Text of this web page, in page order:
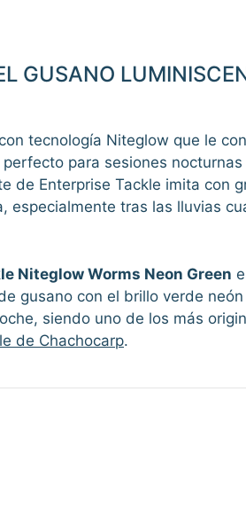
GUSANO
tecnología Niteglow que le
para sesiones
de Enterprise Tackle imita con
tras las lluvias
Niteglow Worms Neon Green
gusano con el brillo verde
siendo uno de los más
de Chachocarp.